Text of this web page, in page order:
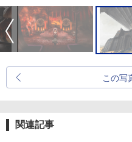
この写
関連記事